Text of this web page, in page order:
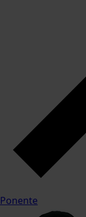
Ponente